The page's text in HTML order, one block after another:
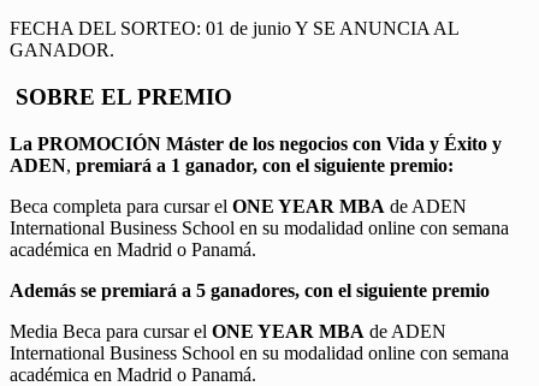
FECHA DEL SORTEO: 01 de junio Y SE ANUNCIA AL
GANADOR.
SOBRE EL PREMIO
La PROMOCIÓN Máster de los negocios con Vida y Éxito y
ADEN, premiará a 1 ganador, con el siguiente premio:
Beca completa para cursar el ONE YEAR MBA de ADEN
International Business School en su modalidad online con semana
académica en Madrid o Panamá.
Además se premiará a 5 ganadores, con el siguiente premio
Media Beca para cursar el ONE YEAR MBA de ADEN
International Business School en su modalidad online con semana
académica en Madrid o Panamá.